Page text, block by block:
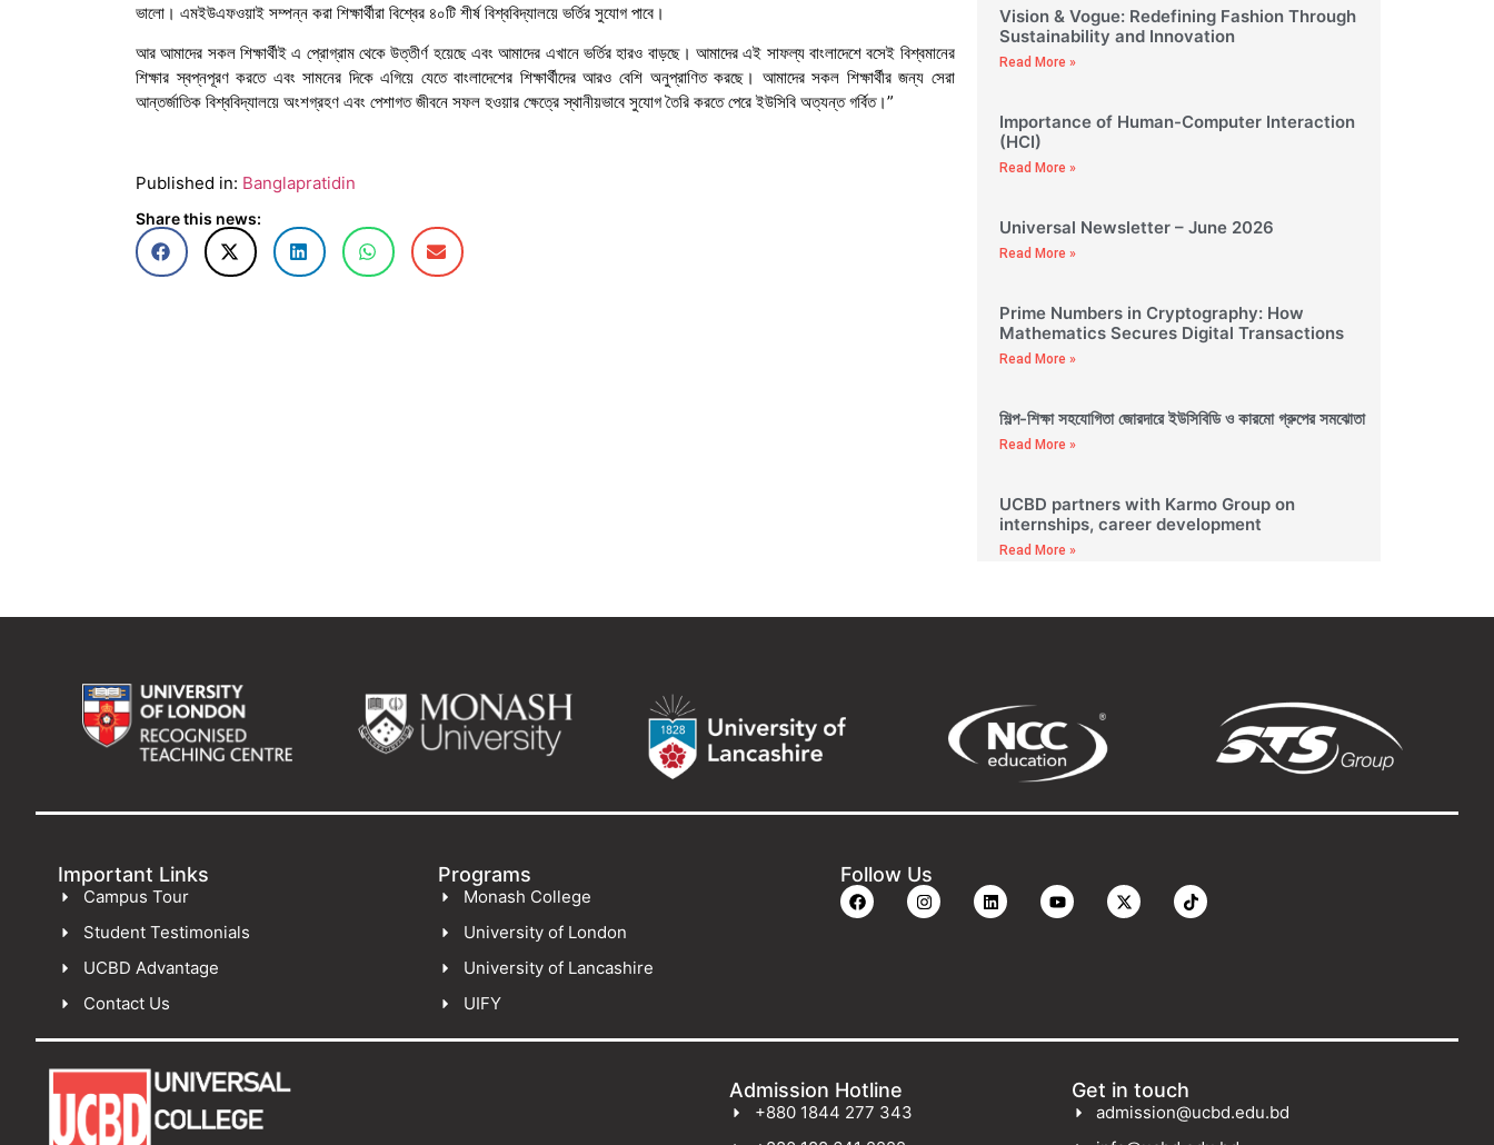
ভালো। এমইউএফওয়াই সম্পন্ন করা শিক্ষার্থীরা বিশ্বের ৪০টি শীর্ষ বিশ্ববিদ্যালয়ে ভর্তির সুযোগ পাবে।
আর আমাদের সকল শিক্ষার্থীই এ প্রোগ্রাম থেকে উত্তীর্ণ হয়েছে এবং আমাদের এখানে ভর্তির হারও বাড়ছে। আমাদের এই সাফল্য বাংলাদেশে বসেই বিশ্বমানের
শিক্ষার স্বপ্নপূরণ করতে এবং সামনের দিকে এগিয়ে যেতে বাংলাদেশের শিক্ষার্থীদের আরও বেশি অনুপ্রাণিত করছে। আমাদের সকল শিক্ষার্থীর জন্য সেরা
আন্তর্জাতিক বিশ্ববিদ্যালয়ে অংশগ্রহণ এবং পেশাগত জীবনে সফল হওয়ার ক্ষেত্রে স্থানীয়ভাবে সুযোগ তৈরি করতে পেরে ইউসিবি অত্যন্ত গর্বিত।”
Published in: Banglapratidin
Share this news:
Vision & Vogue: Redefining Fashion Through
Sustainability and Innovation
Read More »
Importance of Human-Computer Interaction
(HCI)
Read More »
Universal Newsletter – June 2026
Read More »
Prime Numbers in Cryptography: How
Mathematics Secures Digital Transactions
Read More »
শিল্প-শিক্ষা সহযোগিতা জোরদারে ইউসিবিডি ও কারমো গ্রুপের সমঝোতা
Read More »
UCBD partners with Karmo Group on
internships, career development
Read More »
Important Links
Campus Tour
Student Testimonials
UCBD Advantage
Contact Us
Programs
Monash College
University of London
University of Lancashire
UIFY
Follow Us
Admission Hotline
+880 1844 277 343
Get in touch
admission@ucbd.edu.bd